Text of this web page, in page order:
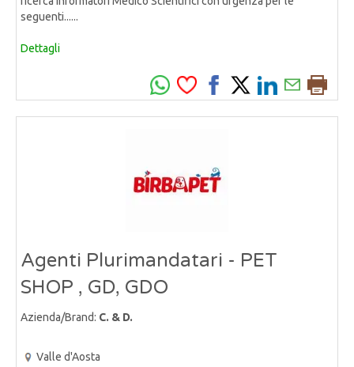
seguenti......
Dettagli
Agenti Plurimandatari - PET
SHOP , GD, GDO
Azienda/Brand: C. & D.
Valle d'Aosta